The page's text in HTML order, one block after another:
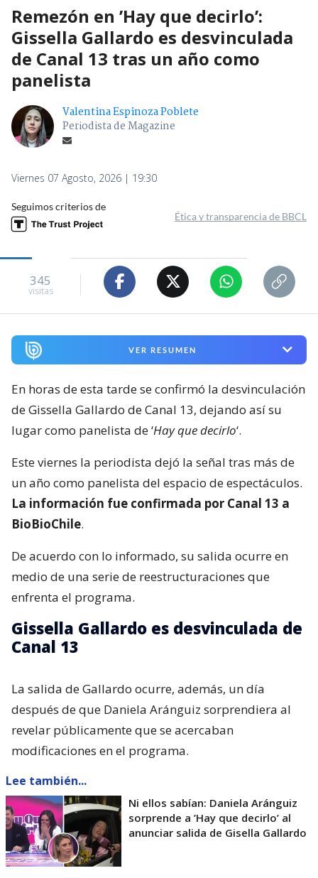
Remezón en ’Hay que decirlo’:
Gissella Gallardo es desvinculada
de Canal 13 tras un año como
panelista
Valentina Espinoza Poblete
Periodista de Magazine
Viernes 07 Agosto, 2026 | 19:30
Seguimos criterios de
Ética y transparencia de BBCL
345
visitas
VER RESUMEN
En horas de esta tarde se confirmó la desvinculación
de Gissella Gallardo de Canal 13, dejando así su
lugar como panelista de ‘Hay que decirlo‘.
Este viernes la periodista dejó la señal tras más de
un año como panelista del espacio de espectáculos.
La información fue confirmada por Canal 13 a
BioBioChile.
De acuerdo con lo informado, su salida ocurre en
medio de una serie de reestructuraciones que
enfrenta el programa.
Gissella Gallardo es desvinculada de
Canal 13
La salida de Gallardo ocurre, además, un día
después de que Daniela Aránguiz sorprendiera al
revelar públicamente que se acercaban
modificaciones en el programa.
Lee también...
Ni ellos sabían: Daniela Aránguiz
sorprende a ’Hay que decirlo’ al
anunciar salida de Gisella Gallardo